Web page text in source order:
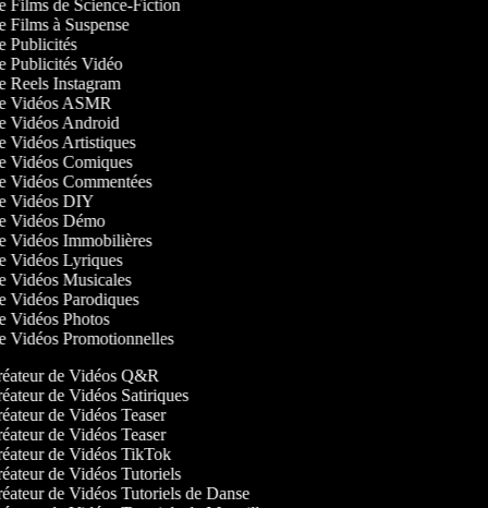
Films de Science-Fiction
Films à Suspense
Publicités
Publicités Vidéo
Reels Instagram
Vidéos ASMR
Vidéos Android
Vidéos Artistiques
Vidéos Comiques
Vidéos Commentées
Vidéos DIY
Vidéos Démo
Vidéos Immobilières
Vidéos Lyriques
Vidéos Musicales
Vidéos Parodiques
Vidéos Photos
Vidéos Promotionnelles
de Vidéos Q&R
de Vidéos Satiriques
de Vidéos Teaser
de Vidéos Teaser
de Vidéos TikTok
de Vidéos Tutoriels
de Vidéos Tutoriels de Danse